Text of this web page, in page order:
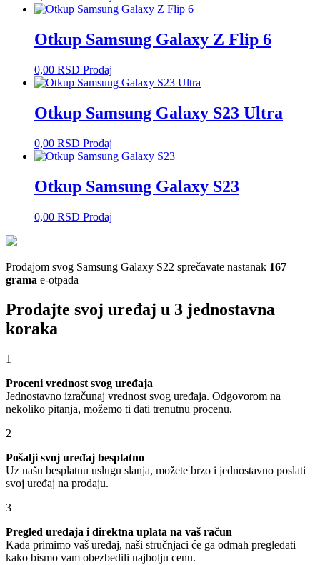
Otkup Samsung Galaxy Z Flip 6
0,00 RSD Prodaj
Otkup Samsung Galaxy S23 Ultra
0,00 RSD Prodaj
Otkup Samsung Galaxy S23
0,00 RSD Prodaj
Prodajom svog Samsung Galaxy S22 sprečavate nastanak 167
grama e-otpada
Prodajte svoj uređaj u 3 jednostavna
koraka
1
Proceni vrednost svog uređaja
Jednostavno izračunaj vrednost svog uređaja. Odgovorom na
nekoliko pitanja, možemo ti dati trenutnu procenu.
2
Pošalji svoj uređaj besplatno
Uz našu besplatnu uslugu slanja, možete brzo i jednostavno poslati
svoj uređaj na prodaju.
3
Pregled uređaja i direktna uplata na vaš račun
Kada primimo vaš uređaj, naši stručnjaci će ga odmah pregledati
kako bismo vam obezbedili najbolju cenu.